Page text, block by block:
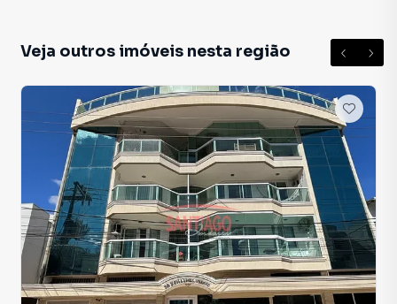
Veja outros imóveis nesta região